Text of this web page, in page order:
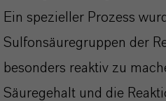
Ein spezieller Prozess
Sulfonsäuregruppen der
besonders reaktiv zu
Säuregehalt und die